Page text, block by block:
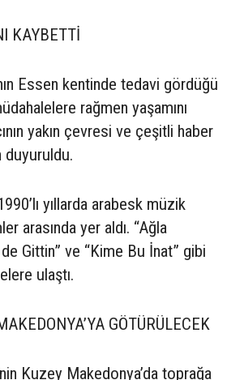
KAYBETTİ
Essen kentinde tedavi gördüğü
rağmen yaşamını
yakın çevresi ve çeşitli haber
duyuruldu.
yıllarda arabesk müzik
arasında yer aldı. “Ağla
Gittin” ve “Kime Bu İnat” gibi
ulaştı.
GÖTÜRÜLECEK
Kuzey Makedonya’da toprağa